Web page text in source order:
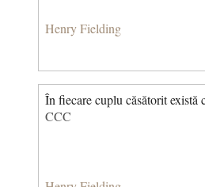
Henry Fielding
În fiecare cuplu căsătorit
CCC